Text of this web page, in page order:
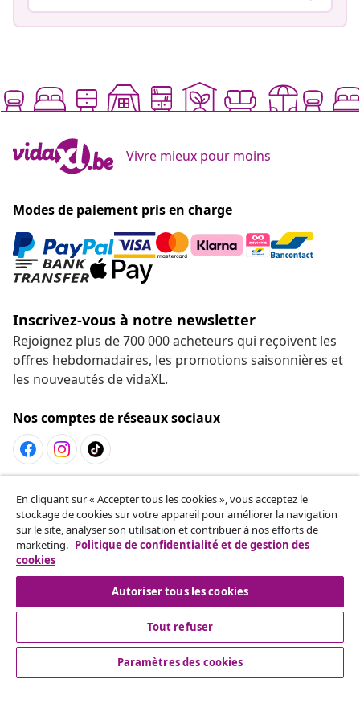
Vivre mieux pour moins
Modes de paiement pris en charge
Inscrivez-vous à notre newsletter
Rejoignez plus de 700 000 acheteurs qui reçoivent les
offres hebdomadaires, les promotions saisonnières et
les nouveautés de vidaXL.
Nos comptes de réseaux sociaux
Résilier le contrat
Envoyez une demande de rétractation concernant
votre commande.
Résilier le contrat
Service Clients
En cliquant sur « Accepter tous les cookies », vous acceptez le
stockage de cookies sur votre appareil pour améliorer la navigation
sur le site, analyser son utilisation et contribuer à nos efforts de
marketing. Politique de confidentialité et de gestion des
cookies
Autoriser tous les cookies
Tout refuser
Paramètres des cookies